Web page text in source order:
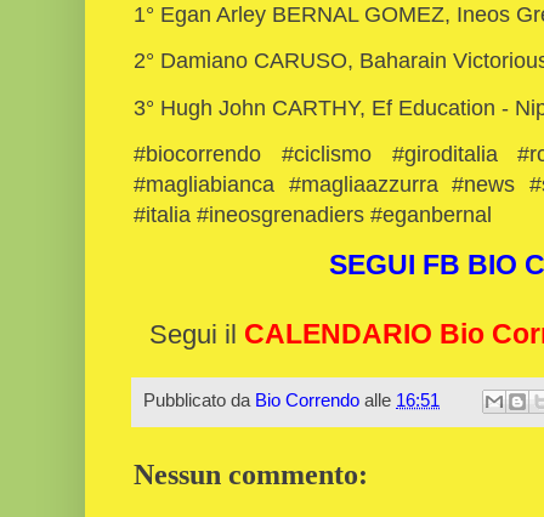
1° Egan Arley BERNAL GOMEZ, Ineos
2° Damiano CARUSO, Baharain
3° Hugh John CARTHY, Ef Education -
#biocorrendo #ciclismo #giroditalia
#magliabianca #magliaazzurra #news
#italia #ineosgrenadiers #eganbernal
SEGUI FB BIO
Segui il CALENDARIO Bio
Pubblicato da Bio Correndo alle 16:51
Nessun commento: